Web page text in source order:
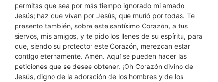
permitas que sea por más tiempo ignorado mi amado
Jesús; haz que vivan por Jesús, que murió por todas. Te
presento también, sobre este santísimo Corazón, a tus
siervos, mis amigos, y te pido los llenes de su espíritu, para
que, siendo su protector este Corazón, merezcan estar
contigo eternamente. Amén. Aquí se pueden hacer las
peticiones que se desee obtener. ¡Oh Corazón divino de
Jesús, digno de la adoración de los hombres y de los